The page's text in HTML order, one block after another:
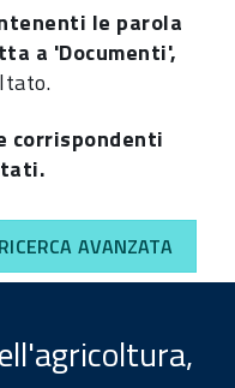
le parola
a 'Documenti',
corrispondenti
RICERCA AVANZATA